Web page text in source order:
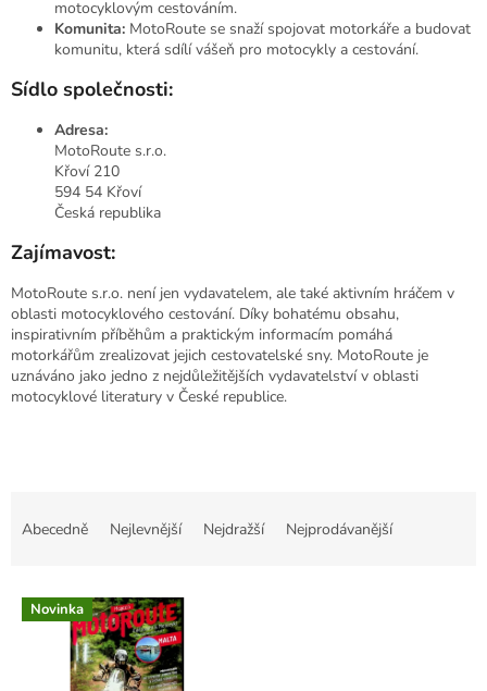
motocyklovým cestováním.
Komunita: MotoRoute se snaží spojovat motorkáře a budovat
komunitu, která sdílí vášeň pro motocykly a cestování.
Sídlo společnosti:
Adresa:
MotoRoute s.r.o.
Křoví 210
594 54 Křoví
Česká republika
Zajímavost:
MotoRoute s.r.o. není jen vydavatelem, ale také aktivním hráčem v
oblasti motocyklového cestování. Díky bohatému obsahu,
inspirativním příběhům a praktickým informacím pomáhá
motorkářům zrealizovat jejich cestovatelské sny. MotoRoute je
uznáváno jako jedno z nejdůležitějších vydavatelství v oblasti
motocyklové literatury v České republice.
Abecedně Nejlevnější Nejdražší Nejprodávanější
V Novinka